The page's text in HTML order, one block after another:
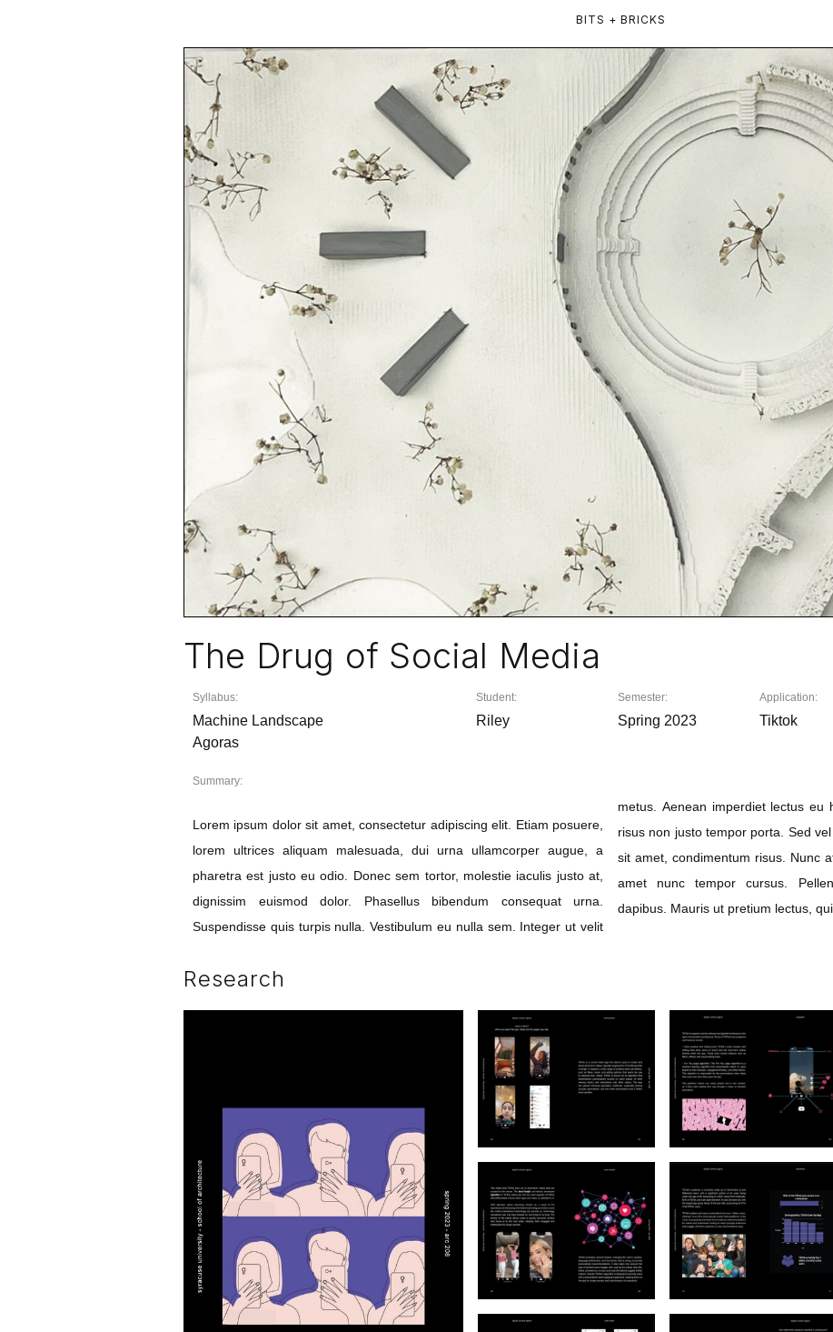
BITS + BRICKS
The Drug of Social Media
Syllabus:
Machine Landscape
Agoras
Student:
Riley
Semester:
Spring 2023
Application:
Tiktok
Summary:
Lorem ipsum dolor sit amet, consectetur adipiscing elit. Etiam posuere,
lorem ultrices aliquam malesuada, dui urna ullamcorper augue, a
pharetra est justo eu odio. Donec sem tortor, molestie iaculis justo at,
dignissim euismod dolor. Phasellus bibendum consequat urna.
Suspendisse quis turpis nulla. Vestibulum eu nulla sem. Integer ut velit
metus. Aenean imperdiet lectus eu
risus non justo tempor porta. Sed
sit amet, condimentum risus. Nunc
amet nunc tempor cursus.
dapibus. Mauris ut pretium lectus,
Research